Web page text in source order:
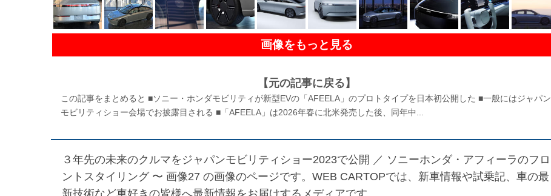
画像をもっと見る
【元の記事に戻る】
この記事をまとめると ■ソニー・ホンダモビリティが新型EVの「AFEELA」のプロトタイプを日本初公開した ■一般にはジャパン
モビリティショー会場でお披露目される ■「AFEELA」は2026年春に北米発売した後、同年中...
３年先の未来のクルマをジャパンモビリティショー2023で公開 ／ ソニーホンダ・アフィーラのフロ
ントスタイリング 〜 画像27 の画像のページです。WEB CARTOPでは、新車情報や試乗記、車の最
新技術など車好きの皆様へ最新情報をお届けするメディアです。